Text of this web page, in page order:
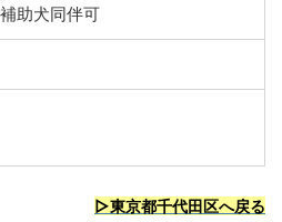
助犬同伴可
▷東京都千代田区へ戻る